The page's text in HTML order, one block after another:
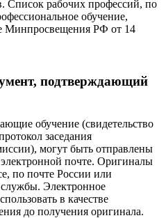
Список рабочих профессий, по
обучение,
Минпросвещения РФ от 14
подтверждающий
обучение (свидетельство
заседания
могут быть отправлены
почте. Оригиналы
по почте России или
Электронное
в качестве
до получения оригинала.